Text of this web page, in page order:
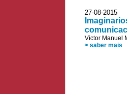
27-08-
Victor Manuel
> saber mais